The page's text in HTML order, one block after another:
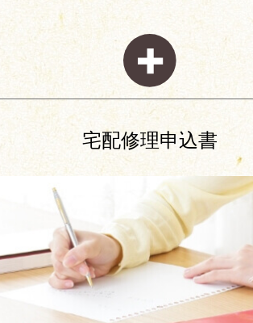
宅配修理申込書